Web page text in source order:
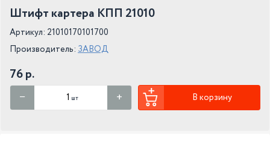
Штифт картера КПП 21010
Артикул: 21010170101700
Производитель: ЗАВОД
76 р.
шт В корзину